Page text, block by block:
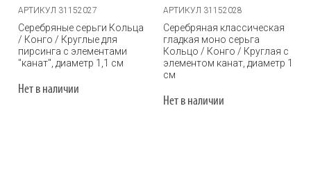
АРТИКУЛ 31152027
Серебряные серьги Кольца
/ Конго / Круглые для
пирсинга с элементами
"канат", диаметр 1,1 см
Нет в наличии
АРТИКУЛ 31152028
Серебряная классическая
гладкая моно серьга
Кольцо / Конго / Круглая с
элементом канат, диаметр 1
см
Нет в наличии